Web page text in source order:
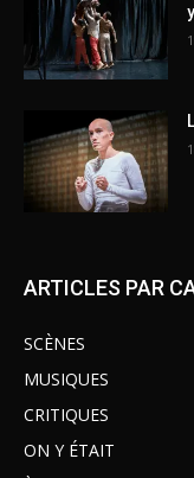
ARTICLES PAR
SCÈNES
MUSIQUES
CRITIQUES
ON Y ÉTAIT